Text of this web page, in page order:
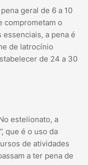
geral de 6 a 10
comprometam o
a pena é
de latrocínio
de 24 a 30
estelionato, a
que é o uso da
de atividades
a ter pena de